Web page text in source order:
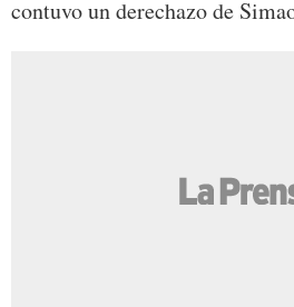
contuvo un derechazo de